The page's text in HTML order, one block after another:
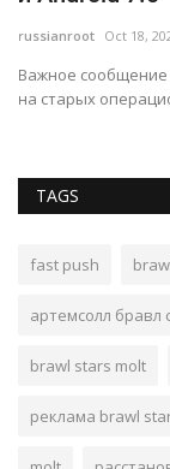
russianroot Oct 18,
Важное сообщение
на старых
TAGS
fast push
артемсолл бравл
brawl stars molt
реклама brawl